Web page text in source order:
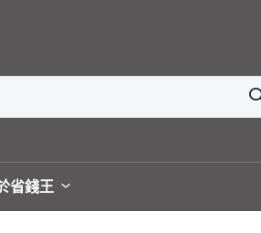
省錢王